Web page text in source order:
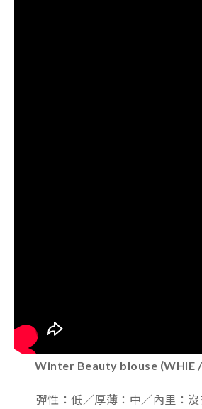
Winter Beauty blouse (WHIE
彈性：低／厚薄：中／內里：